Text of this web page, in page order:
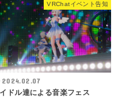
VRChatイベント告知
2024.02.07
ドル達による音楽フェス